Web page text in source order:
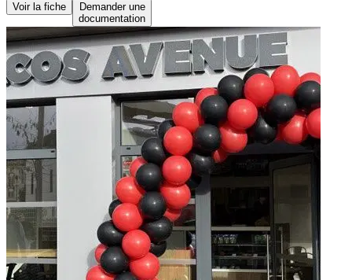
Voir la fiche
Demander une
documentation